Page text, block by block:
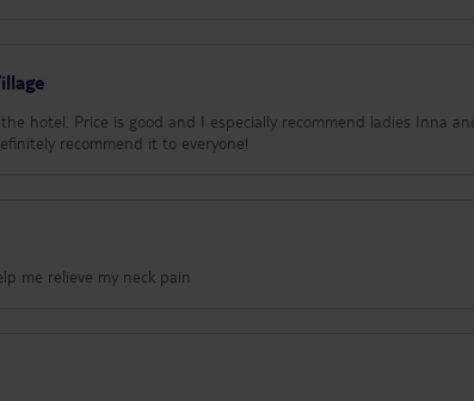
hotel. Price is good and I especially recommend ladies Inna
recommend it to everyone!
me relieve my neck pain